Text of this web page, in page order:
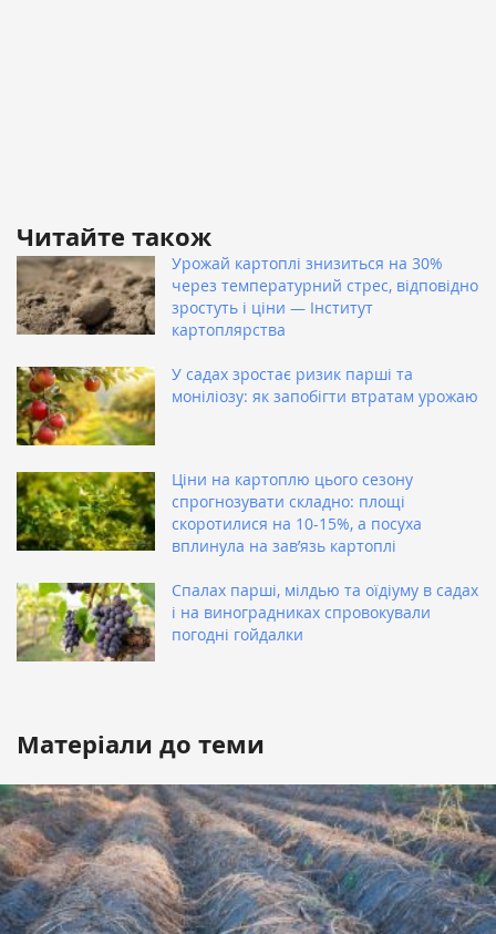
Читайте також
Урожай картоплі знизиться на 30%
через температурний стрес, відповідно
зростуть і ціни — Інститут
картоплярства
У садах зростає ризик парші та
моніліозу: як запобігти втратам урожаю
Ціни на картоплю цього сезону
спрогнозувати складно: площі
скоротилися на 10-15%, а посуха
вплинула на зав’язь картоплі
Спалах парші, мілдью та оїдіуму в садах
і на виноградниках спровокували
погодні гойдалки
Матеріали до теми